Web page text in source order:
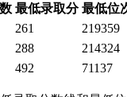
最低录取分 最低位
261 219359
288 214324
492 71137